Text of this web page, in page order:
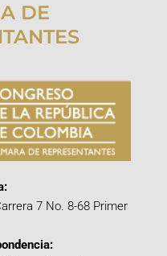
DE
7 No. 8-68 Primer